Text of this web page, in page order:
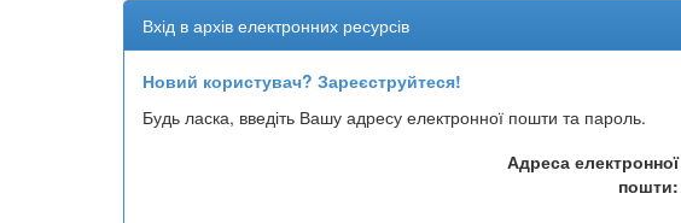
Вхід в архів електронних ресурсів
Новий користувач? Зареєструйтеся!
Будь ласка, введіть Вашу адресу електронної пошти та пароль.
Адреса електронної
пошти: